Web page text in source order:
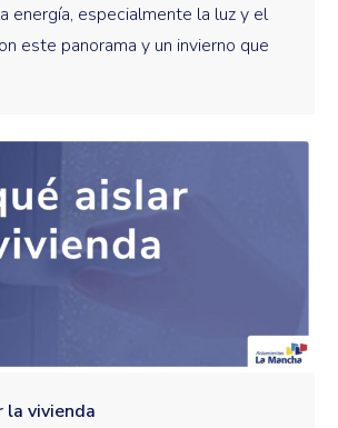
energía, especialmente la luz y el
este panorama y un invierno que
la vivienda